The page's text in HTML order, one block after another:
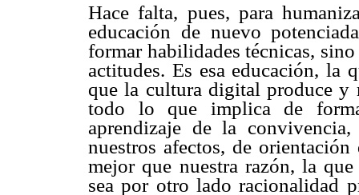
Hace falta, pues, para
educación de nuevo
formar habilidades técnicas,
actitudes. Es esa educación, la
que la cultura digital produce y
todo lo que implica de
aprendizaje de la
nuestros afectos, de
mejor que nuestra razón, la
sea por otro lado racionalidad